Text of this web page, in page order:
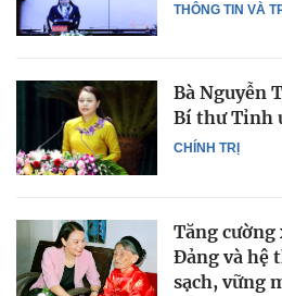
THÔNG TIN VÀ
CHÍNH TRỊ
Bà Nguyễn
Bí thư Tỉnh
Tăng
Đảng và hệ
sạch, vững